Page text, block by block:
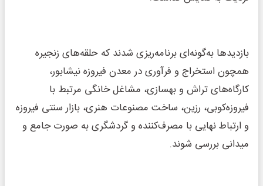
بازدیدها به‌گونه‌ای برنامه‌ریزی شدند که حلقه‌های زنجیره
همچون استخراج و فرآوری در معدن فیروزه نیشابور،
کارگاه‌های تراش و بهسازی، مشاغل خانگی مرتبط با
فیروزه‌کوبی، رزین، ساخت مصنوعات هنری، بازار سنتی فیروزه
و ارتباط نهایی با مصرف‌کننده و گردشگری به‌ صورت جامع و
میدانی بررسی شوند.